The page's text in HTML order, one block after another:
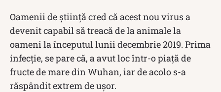
Oamenii de știință cred că acest nou virus a
devenit capabil să treacă de la animale la
oameni la începutul lunii decembrie 2019. Prima
infecție, se pare că, a avut loc într-o piață de
fructe de mare din Wuhan, iar de acolo s-a
răspândit extrem de ușor.